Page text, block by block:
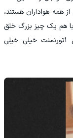
همه هواداران هستند،
با هم یک چیز بزرگ خلق
کنیم. اگر همه ما در یک مسیر تلاش کنیم، این 1تورنمنت خیلی خیلی